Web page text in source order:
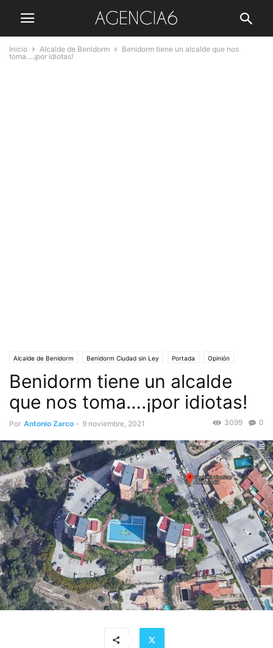
Inicio Alcalde de Benidorm
Benidorm tiene un alcalde que nos
toma….¡por idiotas!
Alcalde de Benidorm Benidorm Ciudad sin Ley Portada Opinión
Benidorm tiene un alcalde
que nos toma….¡por idiotas!
Por Antonio Zarco - 9 noviembre, 2021 0
3099